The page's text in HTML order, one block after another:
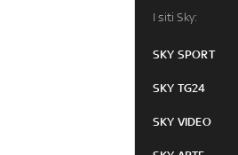
I siti Sky:
SKY SPORT
SKY TG24
SKY VIDEO